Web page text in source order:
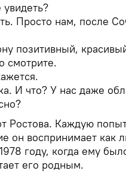
Просто нам, после
позитивный,
смотрите.
И что? У нас даже
Ростова. Каждую
он воспринимает как
году, когда ему
его родным.